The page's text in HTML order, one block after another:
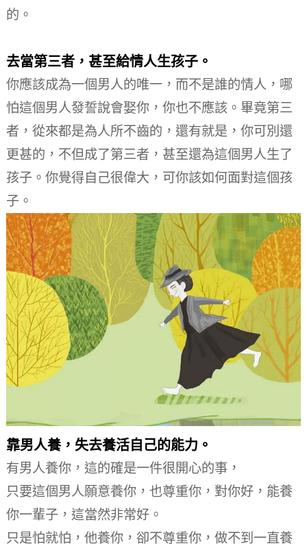
的。
去當第三者，甚至給情人生孩子。
你應該成為一個男人的唯一，而不是誰的情人，哪
怕這個男人發誓說會娶你，你也不應該。 畢竟第三
者，從來都是為人所不齒的，還有就是，你可別還
更甚的，不但成了第三者，甚至還為這個男人生了
孩子。 你覺得自己很偉大，可你該如何面對這個孩
子。
靠男人養，失去養活自己的能力。
有男人養你，這的確是一件很開心的事，
只要這個男人願意養你，也尊重你，對你好，能養
你一輩子，這當然非常好。
只是怕就怕，他養你，卻不尊重你，做不到一直養